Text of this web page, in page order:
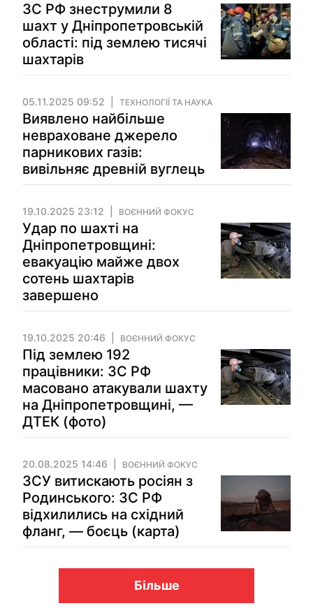
ЗС РФ знеструмили 8
шахт у Дніпропетровській
області: під землею тисячі
шахтарів
05.11.2025 09:52 ТЕХНОЛОГІЇ ТА НАУКА
Виявлено найбільше
невраховане джерело
парникових газів:
вивільняє древній вуглець
19.10.2025 23:12 ВОЄННИЙ ФОКУС
Удар по шахті на
Дніпропетровщині:
евакуацію майже двох
сотень шахтарів
завершено
19.10.2025 20:46 ВОЄННИЙ ФОКУС
Під землею 192
працівники: ЗС РФ
масовано атакували шахту
на Дніпропетровщині, —
ДТЕК (фото)
20.08.2025 14:46 ВОЄННИЙ ФОКУС
ЗСУ витискають росіян з
Родинського: ЗС РФ
відхилились на східний
фланг, — боєць (карта)
Більше